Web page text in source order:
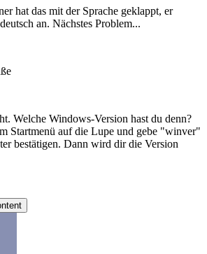
hat das mit der Sprache geklappt, er
an. Nächstes Problem...
Welche Windows-Version hast du denn?
Startmenü auf die Lupe und gebe "winver"
bestätigen. Dann wird dir die Version